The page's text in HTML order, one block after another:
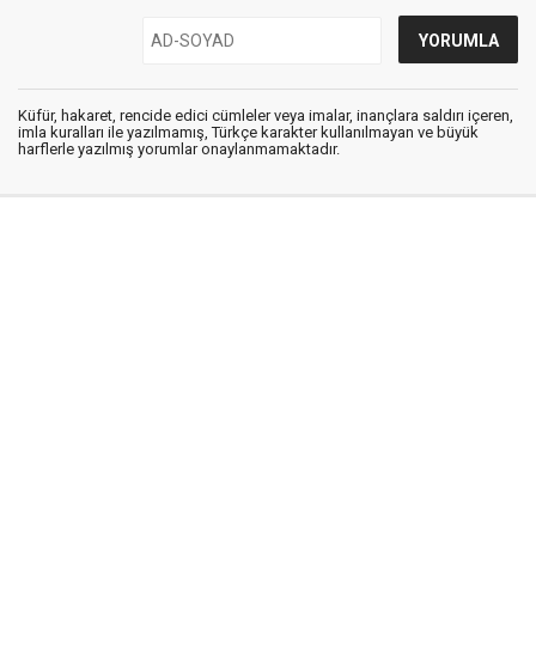
Küfür, hakaret, rencide edici cümleler veya imalar, inançlara saldırı içeren,
imla kuralları ile yazılmamış, Türkçe karakter kullanılmayan ve büyük
harflerle yazılmış yorumlar onaylanmamaktadır.